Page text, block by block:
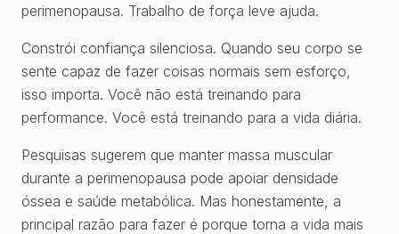
perimenopausa. Trabalho de força leve ajuda.
Constrói confiança silenciosa. Quando seu corpo se
sente capaz de fazer coisas normais sem esforço,
isso importa. Você não está treinando para
performance. Você está treinando para a vida diária.
Pesquisas sugerem que manter massa muscular
durante a perimenopausa pode apoiar densidade
óssea e saúde metabólica. Mas honestamente, a
principal razão para fazer é porque torna a vida mais